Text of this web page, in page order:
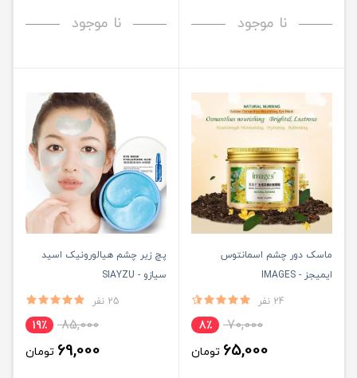
نا موجود نا موجود
ماسک دور چشم اسمانتوس
ایمیجز - IMAGES
24 نفر
70,000 8٪
65,000 تومان
پچ زیر چشم هیالورونیک اسید
سیازو - SIAYZU
25 نفر
85,000 19٪
69,000 تومان